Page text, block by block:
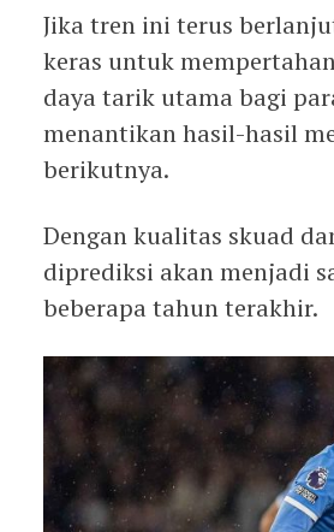
Jika tren ini terus
keras untuk
daya tarik utama bagi
menantikan hasil-hasil
berikutnya.
Dengan kualitas skuad
diprediksi akan menjadi
beberapa tahun terakhir.